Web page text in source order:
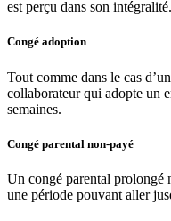
est perçu dans son intégralité.
Congé adoption
Tout comme dans le cas
collaborateur qui adopte un
semaines.
Congé parental non-payé
Un congé parental prolongé
une période pouvant aller